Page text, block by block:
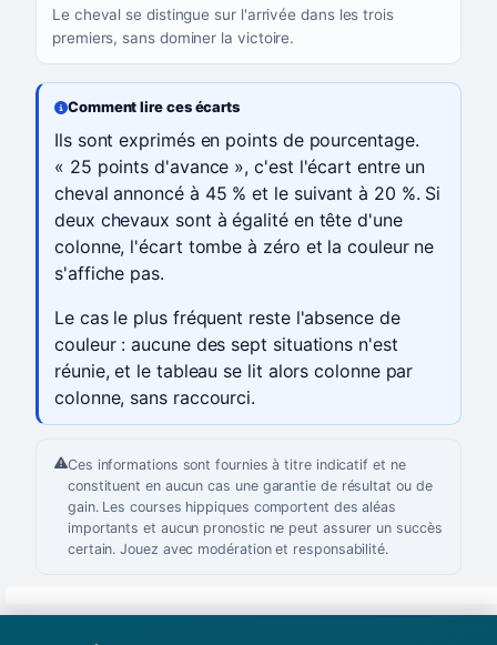
Le cheval se distingue sur l'arrivée dans les trois
premiers, sans dominer la victoire.
Comment lire ces écarts
Ils sont exprimés en points de pourcentage.
« 25 points d'avance », c'est l'écart entre un
cheval annoncé à 45 % et le suivant à 20 %. Si
deux chevaux sont à égalité en tête d'une
colonne, l'écart tombe à zéro et la couleur ne
s'affiche pas.
Le cas le plus fréquent reste l'absence de
couleur : aucune des sept situations n'est
réunie, et le tableau se lit alors colonne par
colonne, sans raccourci.
Ces informations sont fournies à titre indicatif et ne
constituent en aucun cas une garantie de résultat ou de
gain. Les courses hippiques comportent des aléas
importants et aucun pronostic ne peut assurer un succès
certain. Jouez avec modération et responsabilité.